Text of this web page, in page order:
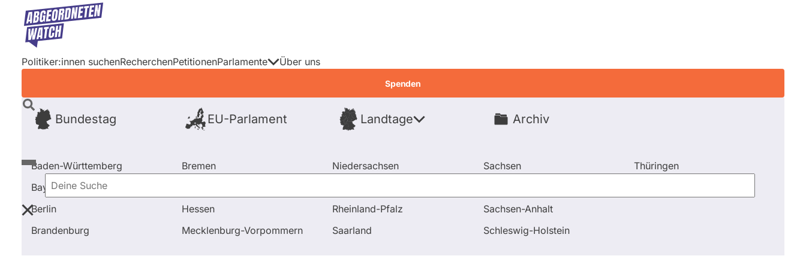
Direkt
Inhalt
Politiker:innen suchenRecherchenPetitionenParlamente
Bundestag EU-Parlament Landtage
Baden-Württemberg
Bayern
Berlin
Brandenburg
Bremen
Hessen
Mecklenburg-Vorpommern
Niedersachsen
Rheinland-Pfalz
Saarland
Sachsen
Sachsen-Anhalt
Schleswig-Holstein
Thüringen
Archiv
Über uns
Spenden
Deine
Suche
Startseite Frage stellen Sven Schulze